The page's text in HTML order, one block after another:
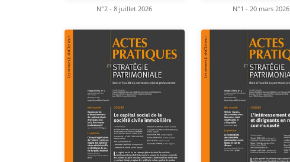
N°2 - 8 juillet 2026 N°1 - 20 mars 2026